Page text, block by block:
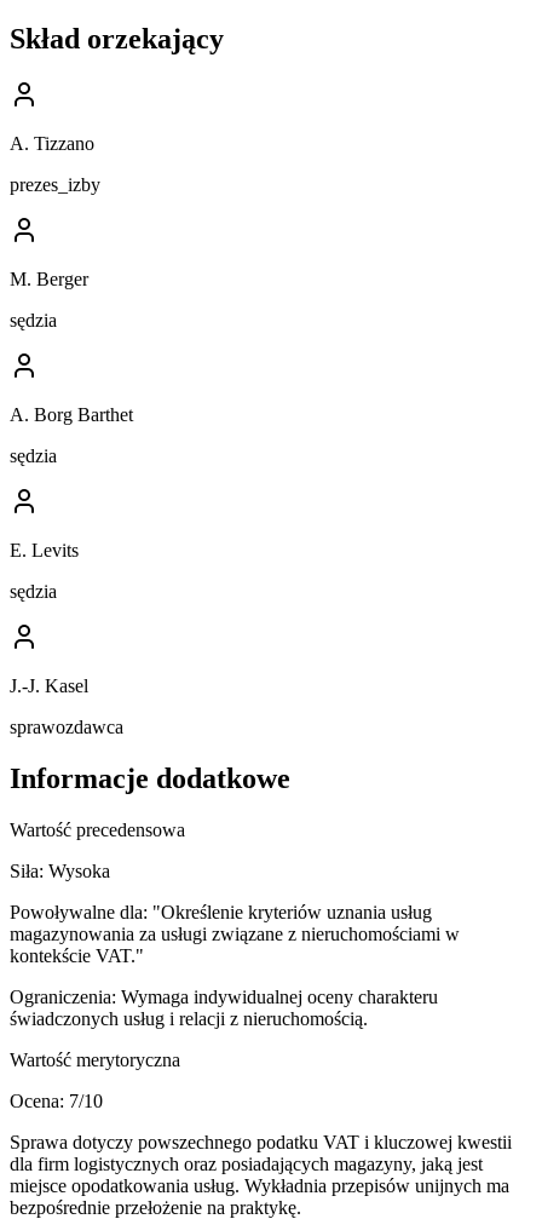
Skład orzekający
A. Tizzano
prezes_izby
M. Berger
sędzia
A. Borg Barthet
sędzia
E. Levits
sędzia
J.-J. Kasel
sprawozdawca
Informacje dodatkowe
Wartość precedensowa
Siła: Wysoka
Powoływalne dla: "Określenie kryteriów uznania usług
magazynowania za usługi związane z nieruchomościami w
kontekście VAT."
Ograniczenia: Wymaga indywidualnej oceny charakteru
świadczonych usług i relacji z nieruchomością.
Wartość merytoryczna
Ocena: 7/10
Sprawa dotyczy powszechnego podatku VAT i kluczowej kwestii
dla firm logistycznych oraz posiadających magazyny, jaką jest
miejsce opodatkowania usług. Wykładnia przepisów unijnych ma
bezpośrednie przełożenie na praktykę.